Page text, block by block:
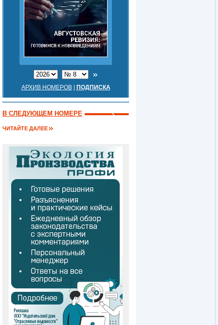
АРХИВ НОМЕРОВ| ПОДПИСКА
В СЛЕДУЮЩЕМ НОМЕРЕ
ЧИТАЙТЕ ДАЛЕЕ